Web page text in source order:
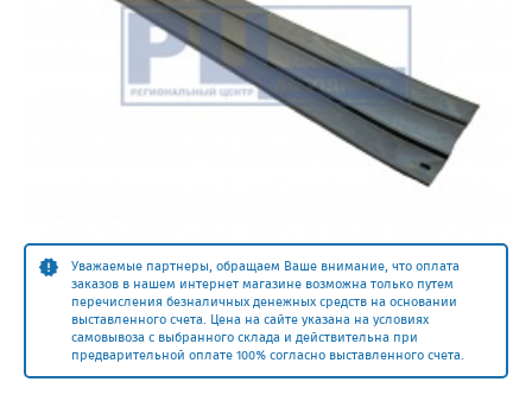
Уважаемые партнеры, обращаем Ваше внимание, что оплата
заказов в нашем интернет магазине возможна только путем
перечисления безналичных денежных средств на основании
выставленного счета. Цена на сайте указана на условиях
самовывоза с выбранного склада и действительна при
предварительной оплате 100% согласно выставленного счета.